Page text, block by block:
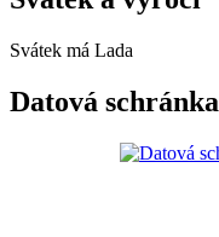
Svátek má Lada
Datová schránka